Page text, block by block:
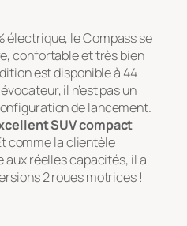
électrique, le Compass se
confortable et très bien
est disponible à 44
il n’est pas un
de lancement.
SUV compact
comme la clientèle
aux réelles capacités, il a
2 roues motrices !